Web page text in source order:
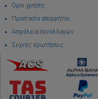
Όροι χρήσης
Προστασία απορρήτου
Ασφάλεια συναλλαγών
Συχνές ερωτήσεις